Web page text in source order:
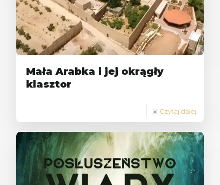
Mała Arabka i jej okrągły
klasztor
Czytaj dalej